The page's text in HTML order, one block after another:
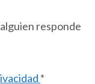
responde
*